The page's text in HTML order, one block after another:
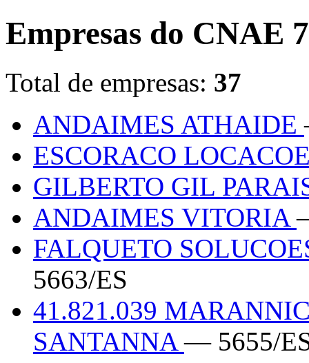
Empresas do CNAE
Total de empresas: 37
ANDAIMES ATHAIDE
ESCORACO
GILBERTO GIL
ANDAIMES VITORIA
FALQUETO
5663/ES
41.821.039
SANTANNA— 5655/